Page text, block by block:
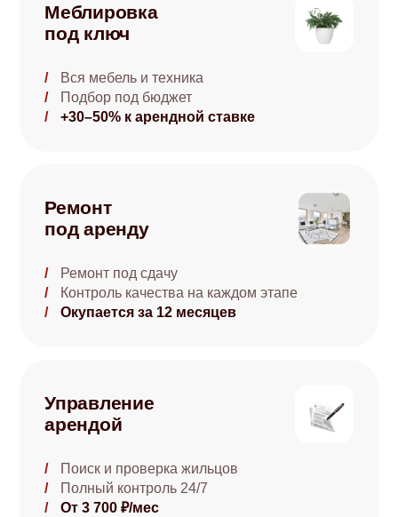
Меблировка
под ключ
Вся мебель и техника
Подбор под бюджет
+30–50% к арендной ставке
Ремонт
под аренду
Ремонт под сдачу
Контроль качества на каждом этапе
Окупается за 12 месяцев
Управление
арендой
Поиск и проверка жильцов
Полный контроль 24/7
От 3 700 ₽/мес